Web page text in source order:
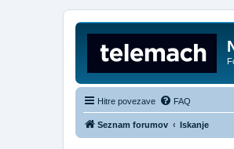
Hitre povezave FAQ
Seznam forumov Iskanje